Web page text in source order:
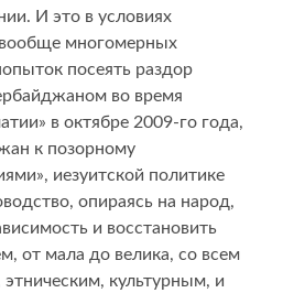
И это в условиях
многомерных
посеять раздор
во время
в октябре 2009-го года,
к позорному
иезуитской политике
опираясь на народ,
и восстановить
от мала до велика, со всем
культурным, и